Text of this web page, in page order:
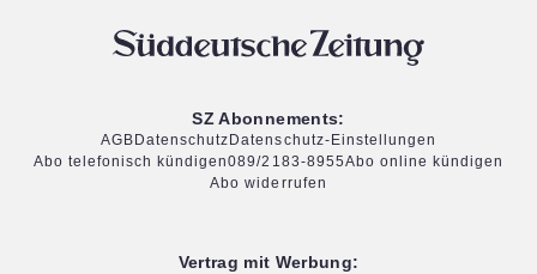
SZ Abonnements:
AGB Datenschutz Datenschutz-Einstellungen
Abo telefonisch kündigen089/2183-8955Abo online kündigen
Abo widerrufen
Vertrag mit Werbung: